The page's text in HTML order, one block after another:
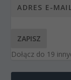
ZAPISZ
Dołącz do 19